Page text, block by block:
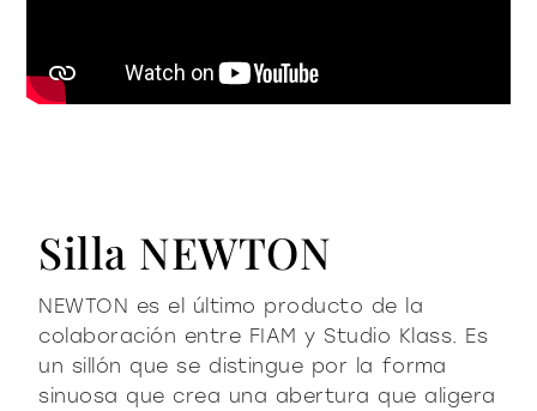
Silla NEWTON
NEWTON es el último producto de la
colaboración entre FIAM y Studio Klass. Es
un sillón que se distingue por la forma
sinuosa que crea una abertura que aligera